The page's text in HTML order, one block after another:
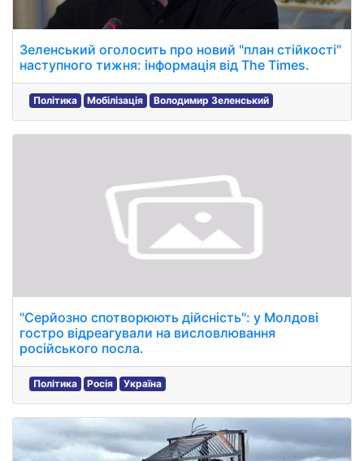
Зеленський оголосить про новий "план стійкості"
наступного тижня: інформація від The Times.
Політика Мобілізація Володимир Зеленський
"Серйозно спотворюють дійсність": у Молдові
гостро відреагували на висловлювання
російського посла.
Політика Росія Україна